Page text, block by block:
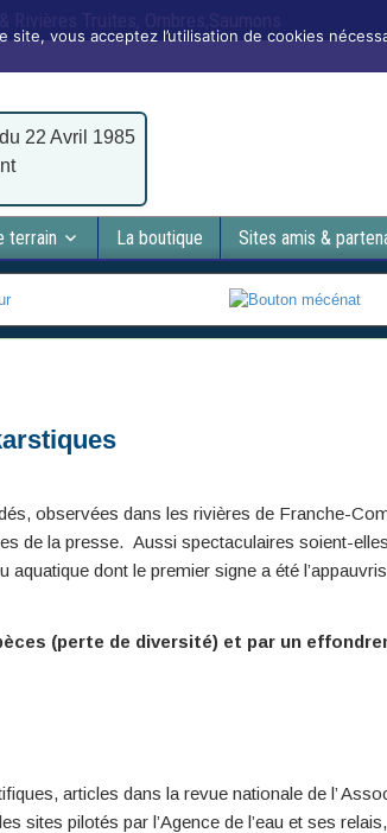
22 Avril 1985
terrain La boutique Sites amis &
observées dans les rivières de Franche-
de la presse. Aussi spectaculaires soient-
dont le premier signe a été
(perte de diversité) et par un
articles dans la revue nationale de l’
sites pilotés par l’Agence de l’eau et ses relais,
site, vous acceptez l’utilisation de cookies